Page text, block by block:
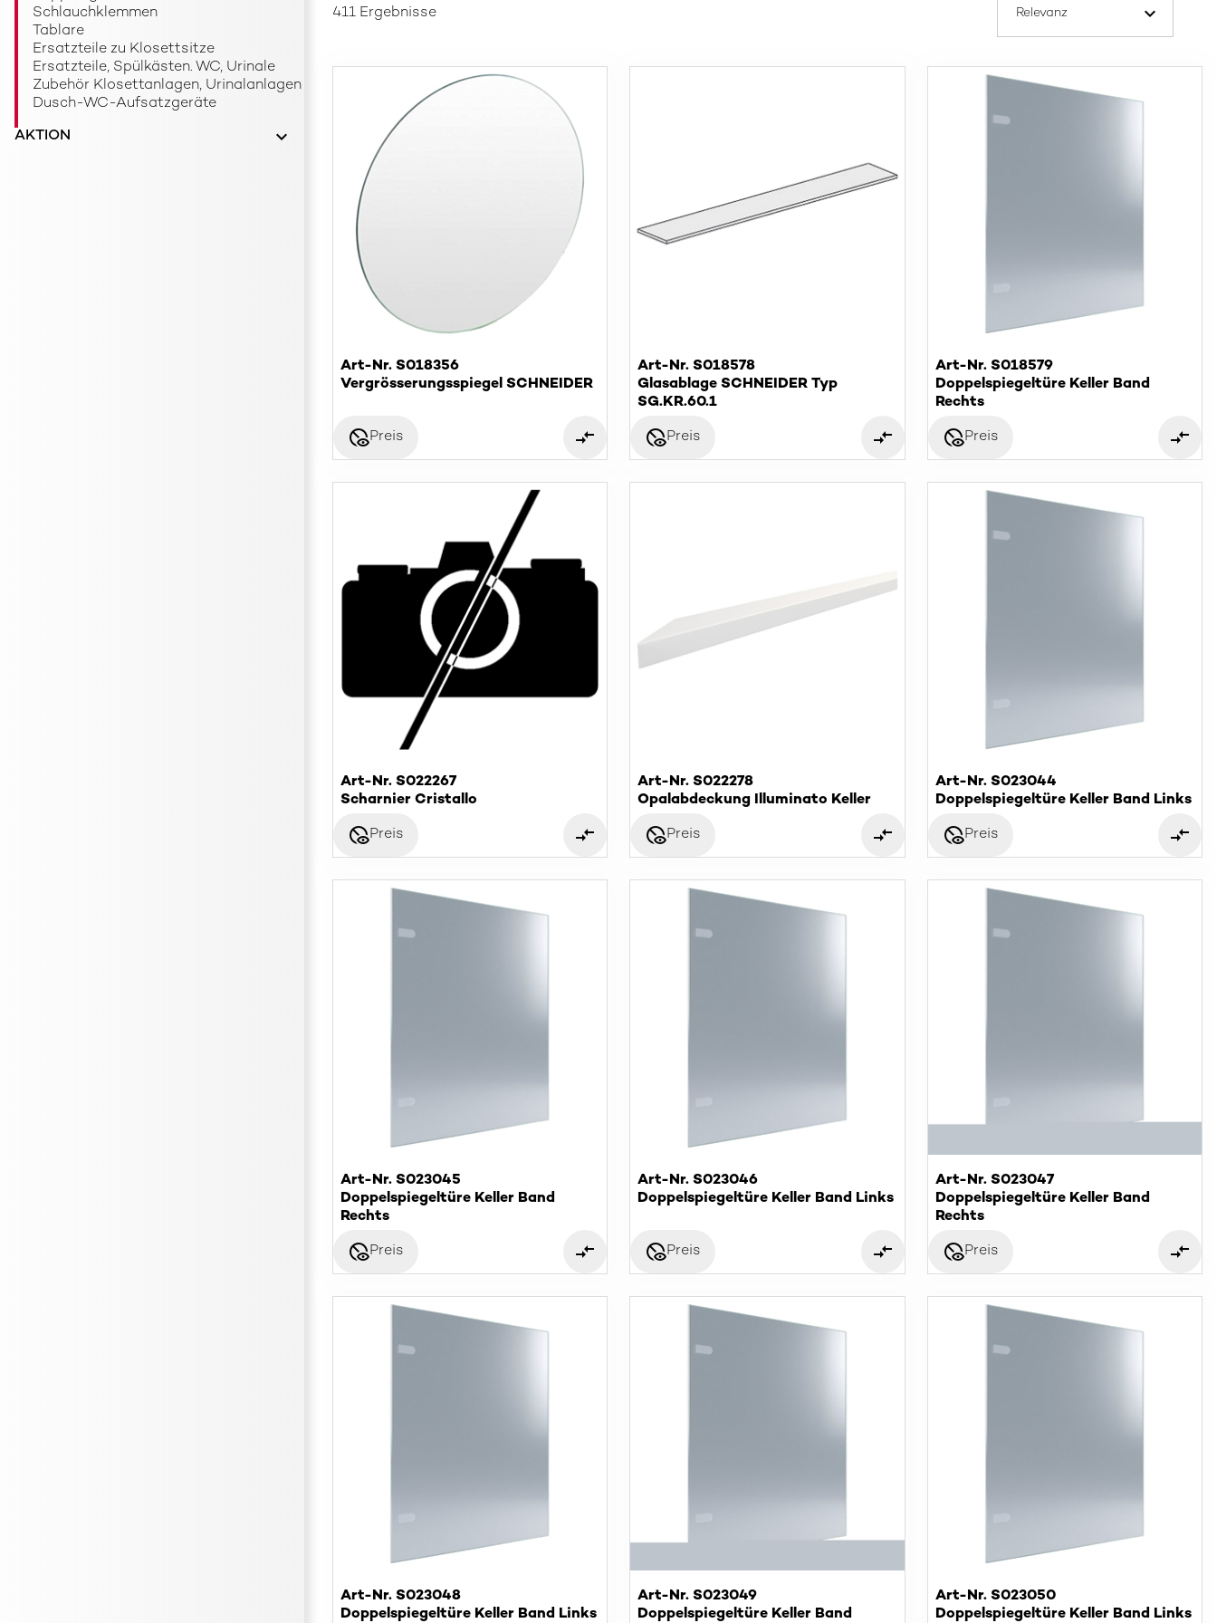
Schlauchklemmen
Tablare
Ersatzteile zu Klosettsitze
Ersatzteile, Spülkästen. WC, Urinale
Zubehör Klosettanlagen, Urinalanlagen
Dusch-WC-Aufsatzgeräte
AKTION
411 Ergebnisse
Art-Nr. S018356
Vergrösserungsspiegel SCHNEIDER
disabled_visiblePreis
Art-Nr. S018578
Glasablage SCHNEIDER Typ
SG.KR.60.1
disabled_visiblePreis
Art-Nr. S018579
Doppelspiegeltüre Keller Band
Rechts
disabled_visiblePreis
Art-Nr. S022267
Scharnier Cristallo
disabled_visiblePreis
Art-Nr. S022278
Opalabdeckung Illuminato Keller
disabled_visiblePreis
Art-Nr. S023044
Doppelspiegeltüre Keller Band Links
disabled_visiblePreis
Art-Nr. S023045
Doppelspiegeltüre Keller Band
Rechts
disabled_visiblePreis
Art-Nr. S023046
Doppelspiegeltüre Keller Band Links
disabled_visiblePreis
Art-Nr. S023047
Doppelspiegeltüre Keller Band
Rechts
disabled_visiblePreis
Art-Nr. S023048
Doppelspiegeltüre Keller Band Links
Art-Nr. S023049
Doppelspiegeltüre Keller Band
Art-Nr. S023050
Doppelspiegeltüre Keller Band Links